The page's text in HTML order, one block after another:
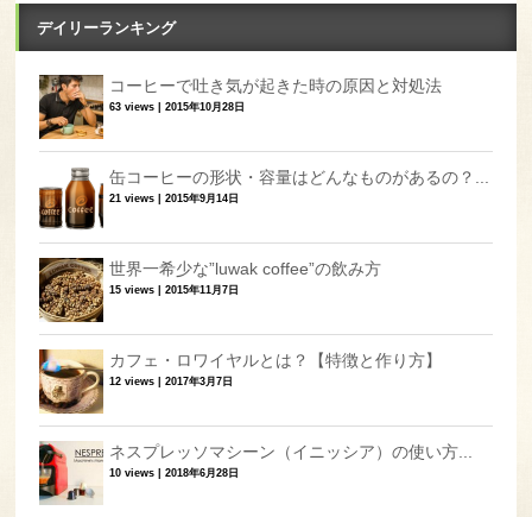
デイリーランキング
コーヒーで吐き気が起きた時の原因と対処法
63 views |2015年10月28日
缶コーヒーの形状・容量はどんなものがあるの？...
21 views |2015年9月14日
世界一希少な”luwak coffee”の飲み方
15 views |2015年11月7日
カフェ・ロワイヤルとは？【特徴と作り方】
12 views |2017年3月7日
ネスプレッソマシーン（イニッシア）の使い方...
10 views |2018年6月28日